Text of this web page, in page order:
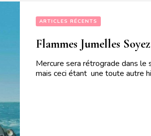
ARTICLES RÉCENTS
Flammes Jumelles
Mercure sera rétrograde dans
mais ceci étant une toute autre